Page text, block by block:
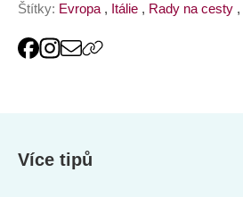
Štítky: Evropa , Itálie , Rady na cesty ,
Více tipů